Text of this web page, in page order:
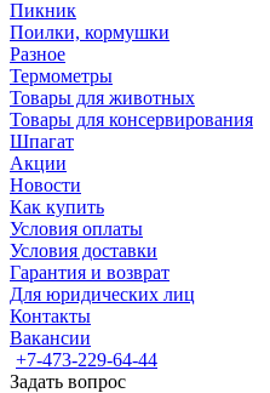
Пикник
Поилки, кормушки
Разное
Термометры
Товары для животных
Товары для консервирования
Шпагат
Акции
Новости
Как купить
Условия оплаты
Условия доставки
Гарантия и возврат
Для юридических лиц
Контакты
Вакансии
+7-473-229-64-44
Задать вопрос